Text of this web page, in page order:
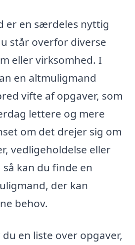
er en særdeles nyttig
står overfor diverse
eller virksomhed. I
en altmuligmand
vifte af opgaver, som
lettere og mere
om det drejer sig om
vedligeholdelse eller
kan du finde en
der kan
behov.
en liste over opgaver,